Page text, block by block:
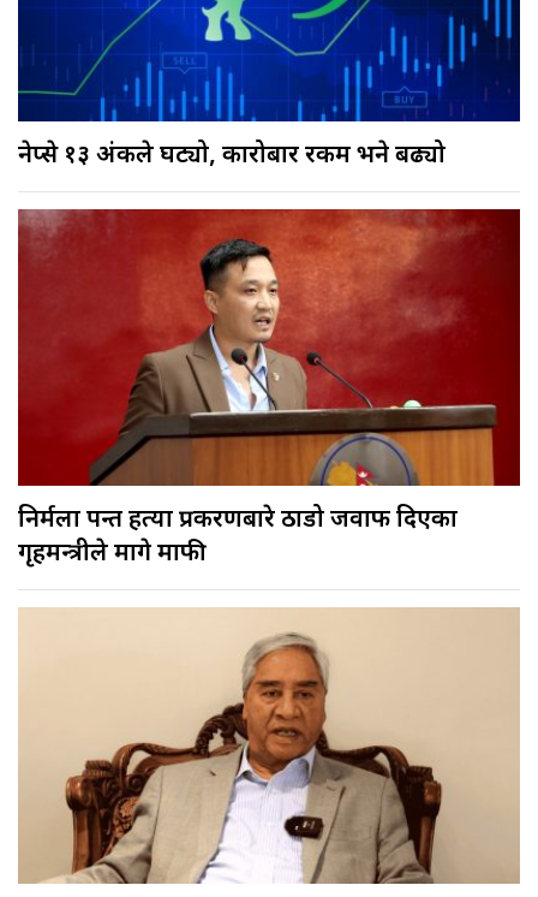
नेप्से १३ अंकले घट्यो, कारोबार रकम भने बढ्यो
निर्मला पन्त हत्या प्रकरणबारे ठाडो जवाफ दिएका
गृहमन्त्रीले मागे माफी